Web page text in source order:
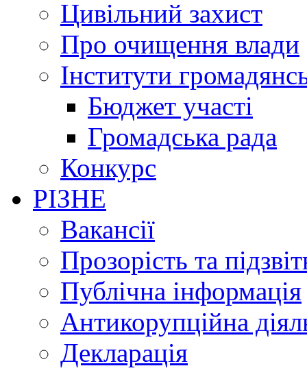
Цивільний захист
Про очищення влади
Інститути
Бюджет участі
Громадська рада
Конкурс
РІЗНЕ
Вакансії
Прозорість та
Публічна інформація
Антикорупційна
Декларація